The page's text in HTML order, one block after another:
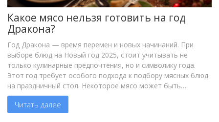
Какое мясо нельзя готовить на год
Дракона?
Год Дракона — время перемен и новых начинаний. При
выборе блюд на Новый год 2025, стоит учитывать не
только кулинарные предпочтения, но и символику года.
Этот год требует особого подхода к подбору мясных блюд
на праздничный стол. Некоторое мясо может быть
нежелательным для приготовления в этот период.
Правильный выбор ингредиентов добавит удачи и
благополучия на весь год.
Читать далее